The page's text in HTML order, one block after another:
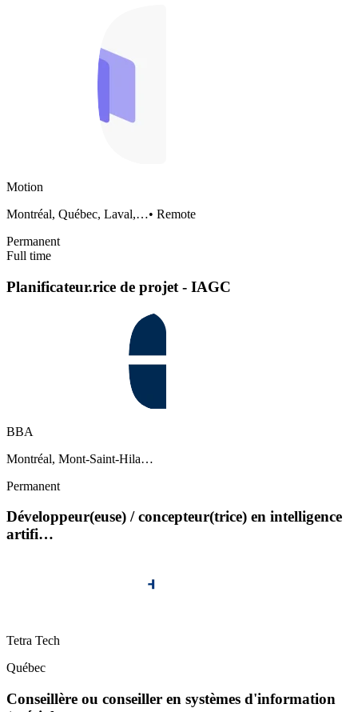
Motion
Montréal, Québec, Laval,…• Remote
Permanent
Full time
Planificateur.rice de projet - IAGC
BBA
Montréal, Mont-Saint-Hila…
Permanent
Développeur(euse) / concepteur(trice) en intelligence
artifi…
Tetra Tech
Québec
Conseillère ou conseiller en systèmes d'information